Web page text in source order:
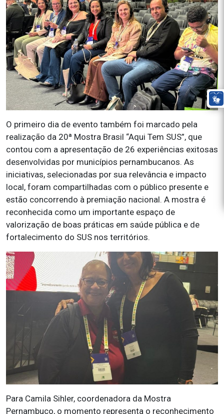
O primeiro dia de evento também foi marcado pela
realização da 20ª Mostra Brasil “Aqui Tem SUS”, que
contou com a apresentação de 26 experiências exitosas
desenvolvidas por municípios pernambucanos. As
iniciativas, selecionadas por sua relevância e impacto
local, foram compartilhadas com o público presente e
estão concorrendo à premiação nacional. A mostra é
reconhecida como um importante espaço de
valorização de boas práticas em saúde pública e de
fortalecimento do SUS nos territórios.
Para Camila Sihler, coordenadora da Mostra
Pernambuco, o momento representa o reconhecimento